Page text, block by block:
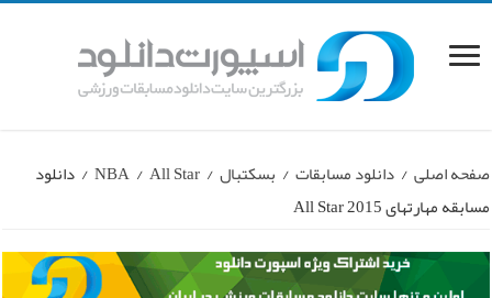
صفحه اصلی / دانلود مسابقات / بسکتبال /
NBA / All Star
/ دانلود
مسابقه مهارتهای All Star 2015